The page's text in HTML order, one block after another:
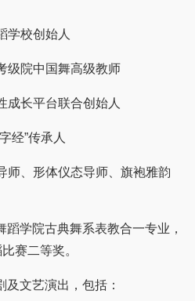
校创始人
中国舞高级教师
平台联合创始人
”传承人
形体仪态导师、旗袍雅韵
学院古典舞系表教合一专业，
赛二等奖。
文艺演出，包括：